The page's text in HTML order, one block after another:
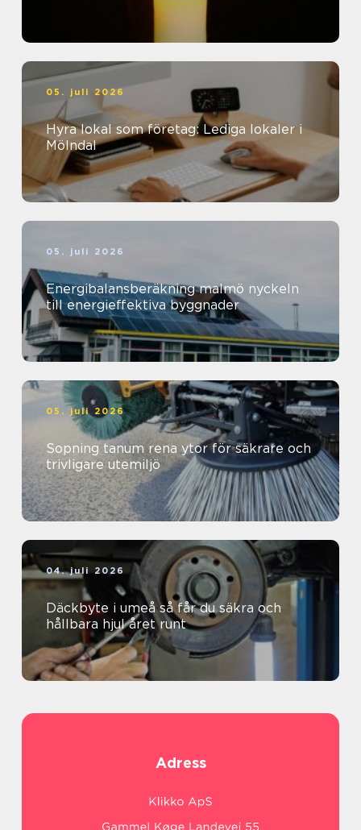
05. juli 2026
Hyra lokal som företag: Lediga lokaler i
Mölndal
05. juli 2026
Energibalansberäkning malmö nyckeln
till energieffektiva byggnader
05. juli 2026
Sopning tanum rena ytor för säkrare och
trivligare utemiljö
04. juli 2026
Däckbyte i umeå så får du säkra och
hållbara hjul året runt
Adress